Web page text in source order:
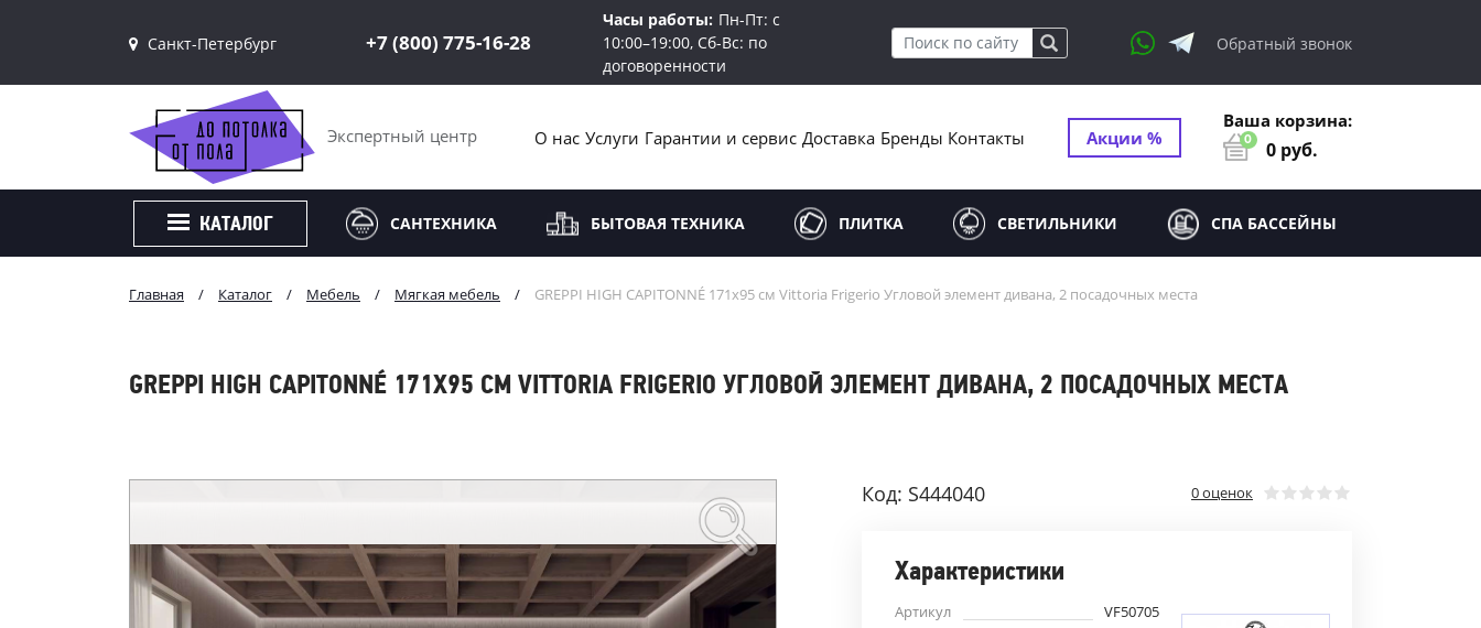
Санкт-Петербург
+7 (800) 775-16-28
Часы работы: Пн-Пт: с
10:00–19:00, Сб-Вс: по
договоренности
Обратный звонок
Экспертный центр О нас Услуги Гарантии и сервис Доставка Бренды Контакты Акции %
Ваша корзина:
0 0 руб.
КАТАЛОГ САНТЕХНИКА БЫТОВАЯ ТЕХНИКА ПЛИТКА СВЕТИЛЬНИКИ СПА БАССЕЙНЫ
Главная / Каталог / Мебель / Мягкая мебель / GREPPI HIGH CAPITONNÉ 171х95 см Vittoria Frigerio Угловой элемент дивана, 2 посадочных места
GREPPI HIGH CAPITONNÉ 171Х95 СМ VITTORIA FRIGERIO УГЛОВОЙ ЭЛЕМЕНТ ДИВАНА, 2 ПОСАДОЧНЫХ МЕСТА
Код: S444040 0 оценок
Характеристики
Артикул
VF50705